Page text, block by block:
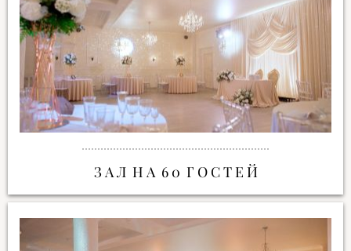
З А Л Н А 6 0 Г О С Т Е Й